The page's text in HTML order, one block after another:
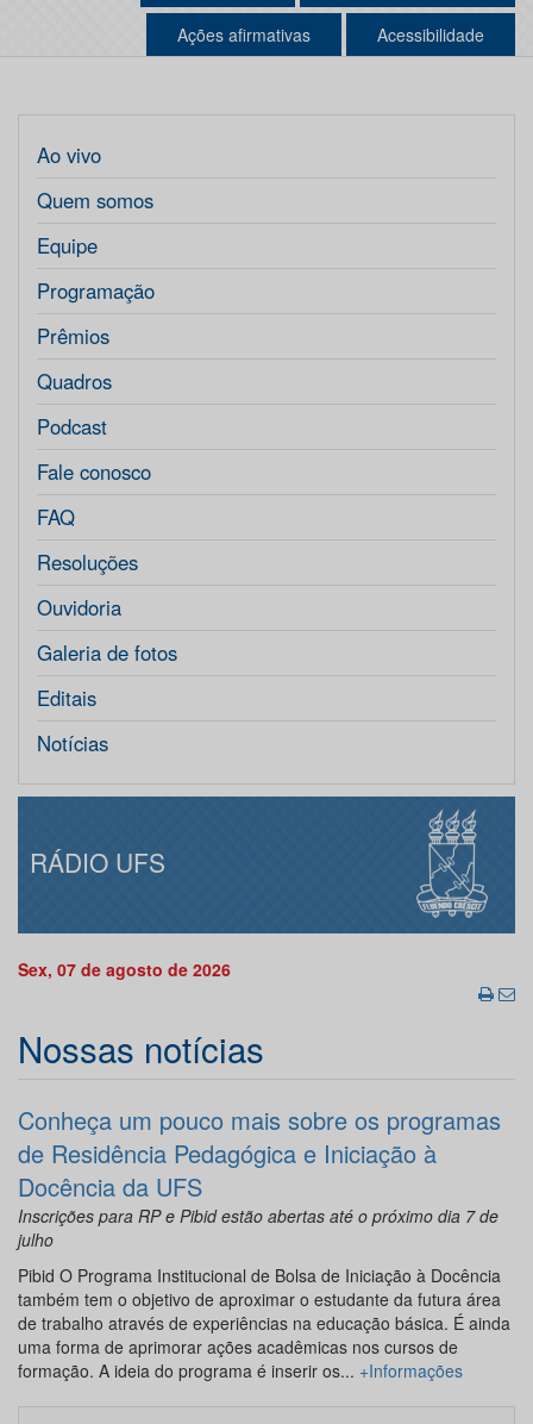
Ações afirmativas Acessibilidade
Ao vivo
Quem somos
Equipe
Programação
Prêmios
Quadros
Podcast
Fale conosco
FAQ
Resoluções
Ouvidoria
Galeria de fotos
Editais
Notícias
RÁDIO UFS
Sex, 07 de agosto de 2026
Nossas notícias
Conheça um pouco mais sobre os programas
de Residência Pedagógica e Iniciação à
Docência da UFS
Inscrições para RP e Pibid estão abertas até o próximo dia 7 de
julho
Pibid O Programa Institucional de Bolsa de Iniciação à Docência
também tem o objetivo de aproximar o estudante da futura área
de trabalho através de experiências na educação básica. É ainda
uma forma de aprimorar ações acadêmicas nos cursos de
formação. A ideia do programa é inserir os... +Informações